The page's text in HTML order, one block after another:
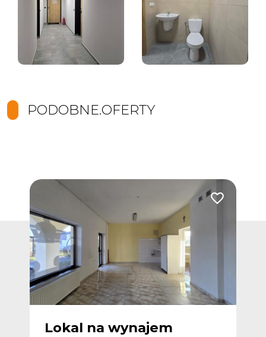
PODOBNE.OFERTY
Dodaj do
Lokal na wynajem